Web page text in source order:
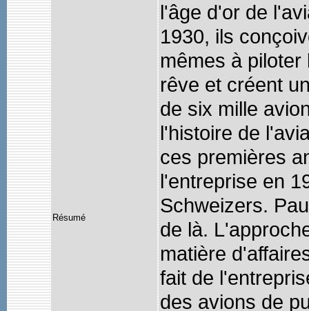
Résumé
l'âge d'or de
1930, ils
mêmes à
rêve et créent
de six mille
l'histoire de
ces premières
l'entreprise en
Schweizers.
de là.
matière
fait de
des avions de